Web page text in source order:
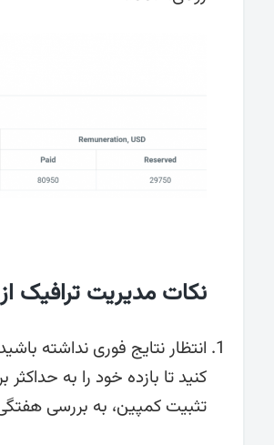
نکات مدیریت ترافیک
انتظار نتایج فوری نداشته
کنید تا بازده خود را به
تثبیت کمپین، به بررسی